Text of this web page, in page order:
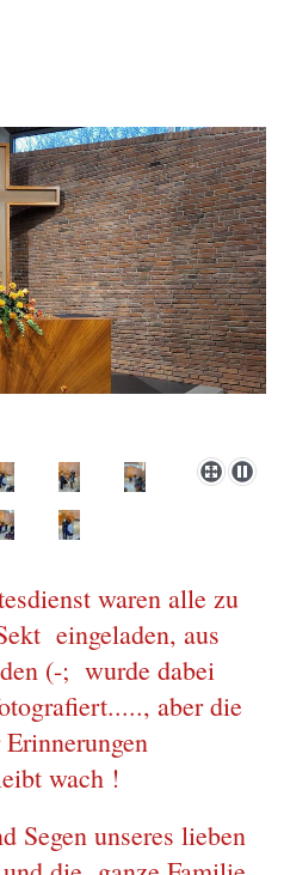
waren alle zu
eingeladen, aus
(-; wurde dabei
aber die
wach !
Segen unseres lieben